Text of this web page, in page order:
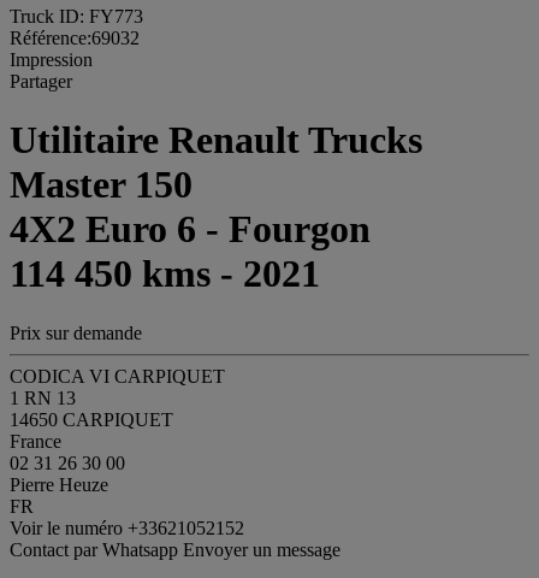
Truck ID: FY773
Référence:69032
Impression
Partager
Utilitaire Renault Trucks
Master 150
4X2 Euro 6 - Fourgon
114 450 kms - 2021
Prix sur demande
CODICA VI CARPIQUET
1 RN 13
14650 CARPIQUET
France
02 31 26 30 00
Pierre Heuze
FR
Voir le numéro +33621052152
Contact par Whatsapp Envoyer un message